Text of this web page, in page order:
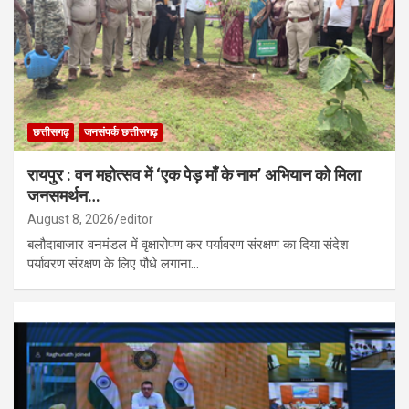
छत्तीसगढ़ जनसंपर्क छत्तीसगढ़
रायपुर : वन महोत्सव में ‘एक पेड़ माँ के नाम’ अभियान को मिला
जनसमर्थन…
August 8, 2026 editor
बलौदाबाजार वनमंडल में वृक्षारोपण कर पर्यावरण संरक्षण का दिया संदेश
पर्यावरण संरक्षण के लिए पौधे लगाना…